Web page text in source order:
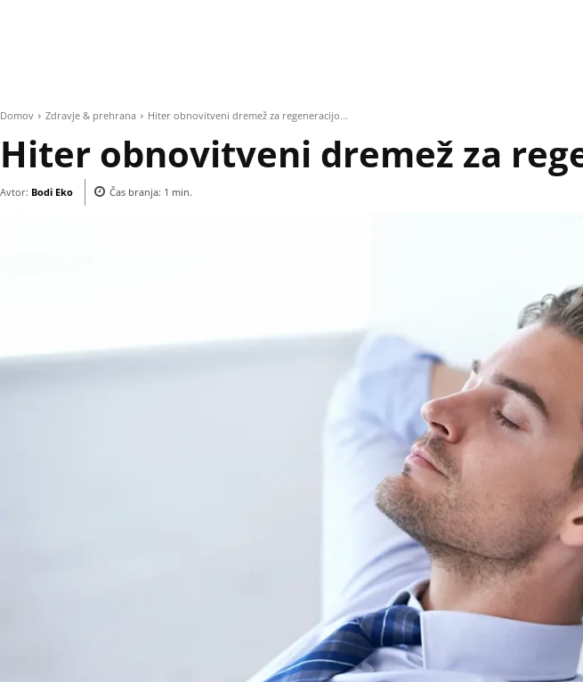
Domov Zdravje & prehrana Hiter obnovitveni dremež za regeneracijo...
Hiter obnovitveni dremež za
Avtor: Bodi Eko Čas branja: 1 min.